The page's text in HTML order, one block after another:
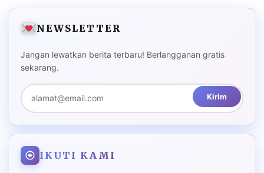
NEWSLETTER
Jangan lewatkan berita terbaru! Berlangganan gratis
sekarang.
Kirim
IKUTI KAMI